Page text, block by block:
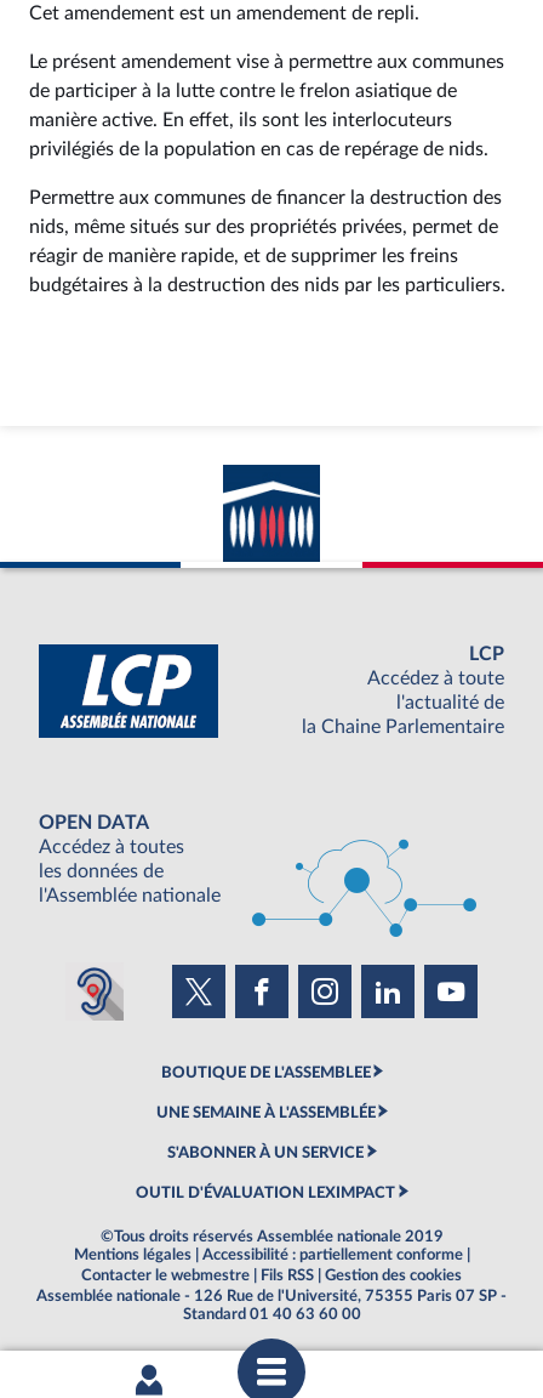
Cet amendement est un amendement de repli.
Le présent amendement vise à permettre aux communes
de participer à la lutte contre le frelon asiatique de
manière active. En effet, ils sont les interlocuteurs
privilégiés de la population en cas de repérage de nids.
Permettre aux communes de financer la destruction des
nids, même situés sur des propriétés privées, permet de
réagir de manière rapide, et de supprimer les freins
budgétaires à la destruction des nids par les particuliers.
LCP
Accédez à toute
l'actualité de
la Chaine Parlementaire
OPEN DATA
Accédez à toutes
les données de
l'Assemblée nationale
BOUTIQUE DE L'ASSEMBLEE
UNE SEMAINE À L'ASSEMBLÉE
S'ABONNER À UN SERVICE
OUTIL D'ÉVALUATION LEXIMPACT
©Tous droits réservés Assemblée nationale 2019
Mentions légales
Accessibilité : partiellement conforme
Contacter le webmestre
Fils RSS
Gestion des cookies
Assemblée nationale - 126 Rue de l'Université, 75355 Paris 07 SP -
Standard 01 40 63 60 00